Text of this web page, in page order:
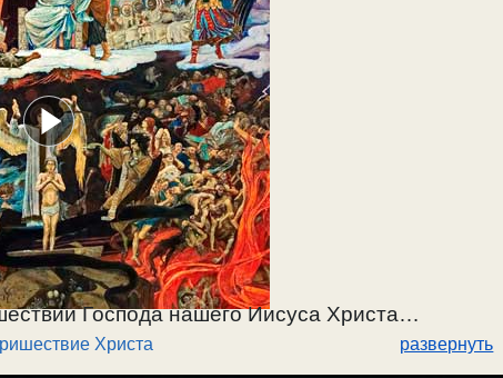
Господа нашего Иисуса Христа
Ефрема Сирина на Второе пришествие),
Христа развернуть